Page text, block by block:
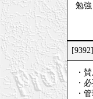
勉
[9392]
・
・
・